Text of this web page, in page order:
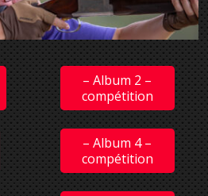
– Album 2 –
compétition
– Album 4 –
compétition